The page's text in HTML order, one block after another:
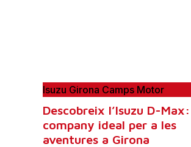
Isuzu Girona Camps Motor
Descobreix l’Isuzu D-
company ideal per a les
aventures a Girona